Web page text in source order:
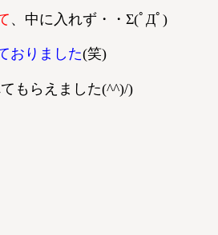
、中に入れず・・Σ(ﾟДﾟ)
おりました(笑)
もらえました(^^)/)